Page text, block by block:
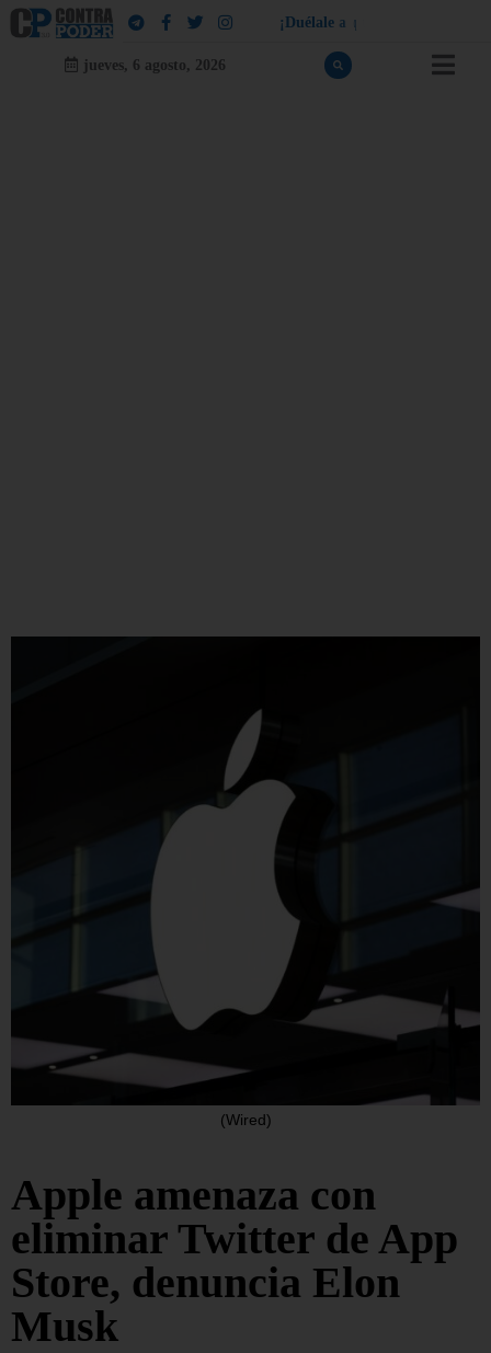
¡ Dué a e a q
jueves, 6 agosto, 2026
(Wired)
Apple amenaza con
eliminar Twitter de App
Store, denuncia Elon
Musk